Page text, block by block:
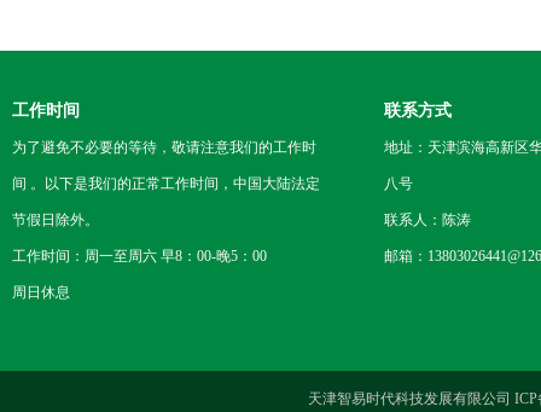
工作时间
为了避免不必要的等待，敬请注意我们的工作时
间 。以下是我们的正常工作时间，中国大陆法定
节假日除外。
工作时间：周一至周六 早8：00-晚5：00
周日休息
联系方式
地址：天津滨海高新区
八号
联系人：陈涛
邮箱：
天津智易时代科技发展有限公司 ICP